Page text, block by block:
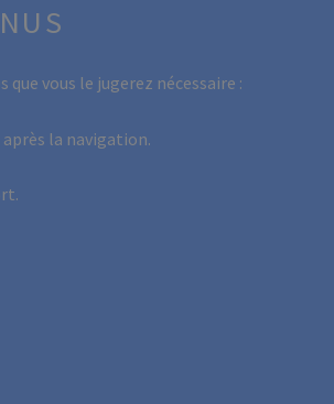
vous le jugerez nécessaire :
la navigation.